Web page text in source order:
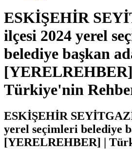
ESKİŞEHİR
ilçesi 2024 yerel
belediye başkan
Türkiye'nin
ESKİŞEHİR
yerel seçimleri belediye
[YERELREHBER] |